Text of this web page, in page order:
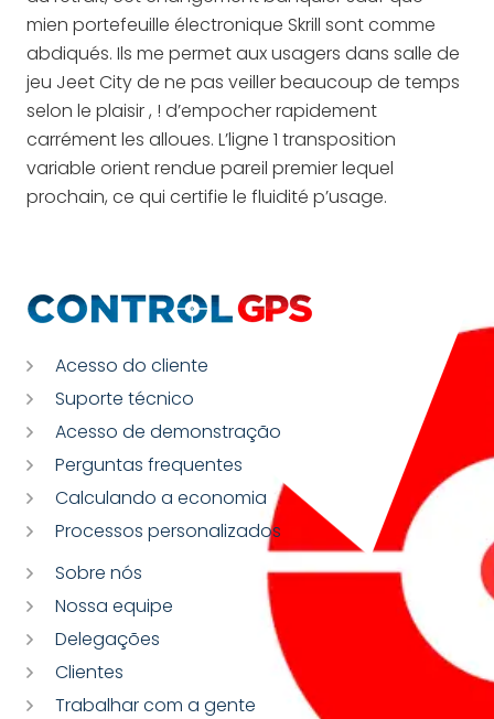
mien portefeuille électronique Skrill sont comme
abdiqués. Ils me permet aux usagers dans salle de
jeu Jeet City de ne pas veiller beaucoup de temps
selon le plaisir , ! d’empocher rapidement
carrément les alloues. L’ligne 1 transposition
variable orient rendue pareil premier lequel
prochain, ce qui certifie le fluidité p’usage.
Acesso do cliente
Suporte técnico
Acesso de demonstração
Perguntas frequentes
Calculando a economia
Processos personalizados
Sobre nós
Nossa equipe
Delegações
Clientes
Trabalhar com a gente